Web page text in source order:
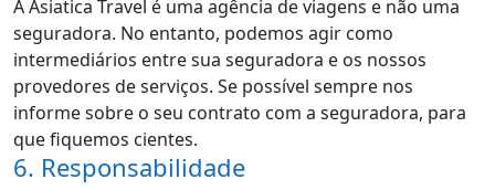
A Asiatica Travel é uma agência de viagens e não uma
seguradora. No entanto, podemos agir como
intermediários entre sua seguradora e os nossos
provedores de serviços. Se possível sempre nos
informe sobre o seu contrato com a seguradora, para
que fiquemos cientes.
6. Responsabilidade